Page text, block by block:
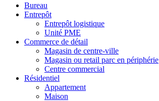
Bureau
Entrepôt
Entrepôt logistique
Unité PME
Commerce de détail
Magasin de centre-ville
Magasin ou retail parc en périphérie
Centre commercial
Résidentiel
Appartement
Maison